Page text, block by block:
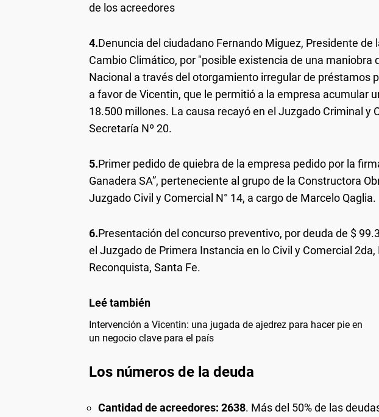
de los acreedores
4.Denuncia del ciudadano Fernando Miguez, Presidente de
Cambio Climático, por "posible existencia de una maniobra
Nacional a través del otorgamiento irregular de préstamos
a favor de Vicentin, que le permitió a la empresa acumular
18.500 millones. La causa recayó en el Juzgado Criminal y
Secretaría Nº 20.
5.Primer pedido de quiebra de la empresa pedido por la
Ganadera SA”, perteneciente al grupo de la Constructora
Juzgado Civil y Comercial N° 14, a cargo de Marcelo Qaglia.
6.Presentación del concurso preventivo, por deuda de $
el Juzgado de Primera Instancia en lo Civil y Comercial
Reconquista, Santa Fe.
Intervención a Vicentin: una jugada de ajedrez para hacer pie en
un negocio clave para el país
Los números de la deuda
Cantidad de acreedores: 2638. Más del 50% de las